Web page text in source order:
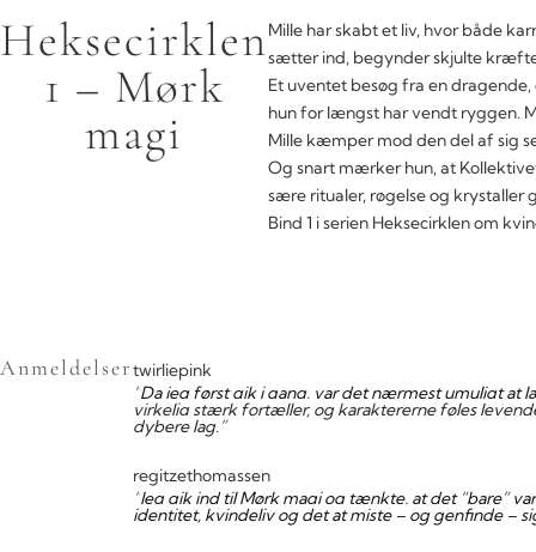
Heksecirklen
1 – Mørk
magi
Mille har skabt et liv, hvor både
sætter ind, begynder skjulte
Et uventet besøg fra en
hun for længst har vendt ryggen.
Mille kæmper mod den del af sig
Og snart mærker hun, at
sære ritualer, røgelse og krystaller
Bind 1 i serien Heksecirklen om
Anmeldelsertwirliepink
”Da jeg først gik i gang, var det nærmest umuligt at
virkelig stærk fortæller, og karaktererne føles
dybere lag.”
regitzethomassen
”Jeg gik ind til Mørk magi og tænkte, at det “bare”
identitet, kvindeliv og det at miste – og genfinde –